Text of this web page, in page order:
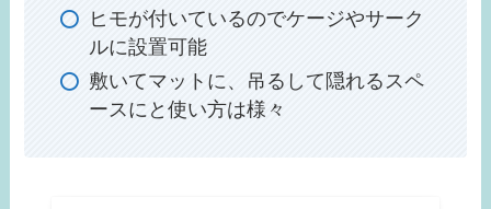
ヒモが付いているのでケージやサーク
ルに設置可能
敷いてマットに、吊るして隠れるスペ
ースにと使い方は様々